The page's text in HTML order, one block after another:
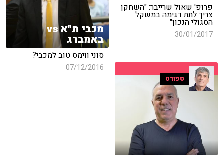
פרופ' שאול שרייבר: "השחקן
צריך לתת דגימה במשקל
הסגולי הנכון"
30/01/2017 מכבי ת"א vs
באמברג
סוני ווימס טוב למכבי?
07/12/2016
ספורט